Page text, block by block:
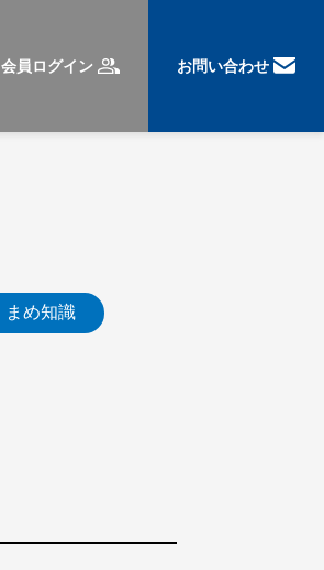
会員ログイン お問い合わせ
まめ知識